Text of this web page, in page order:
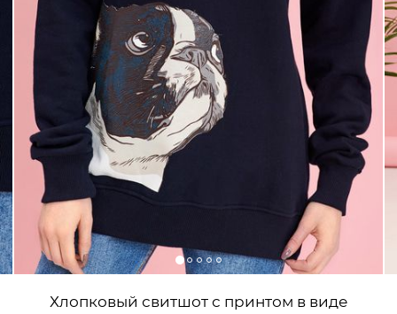
Хлопковый свитшот с принтом в виде